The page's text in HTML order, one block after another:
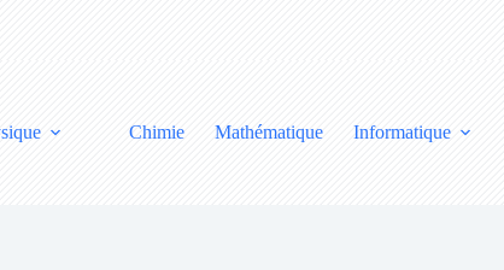
Chimie Mathématique Informatique